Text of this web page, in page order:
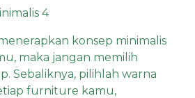
konsep minimalis
maka jangan memilih
Sebaliknya, pilihlah warna
furniture kamu,